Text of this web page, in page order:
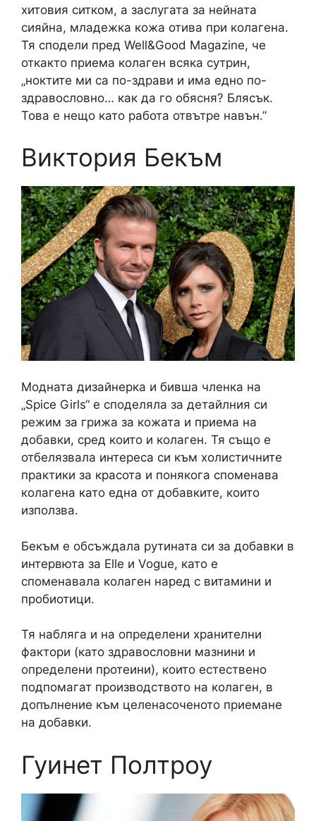
хитовия ситком, а заслугата за нейната
сияйна, младежка кожа отива при колагена.
Тя сподели пред Well&Good Magazine, че
откакто приема колаген всяка сутрин,
„ноктите ми са по-здрави и има едно по-
здравословно… как да го обясня? Блясък.
Това е нещо като работа отвътре навън.”
Виктория Бекъм
Модната дизайнерка и бивша членка на
„Spice Girls“ е споделяла за детайлния си
режим за грижа за кожата и приема на
добавки, сред които и колаген. Тя също е
отбелязвала интереса си към холистичните
практики за красота и понякога споменава
колагена като една от добавките, които
използва.
Бекъм е обсъждала рутината си за добавки в
интервюта за Elle и Vogue, като е
споменавала колаген наред с витамини и
пробиотици.
Тя набляга и на определени хранителни
фактори (като здравословни мазнини и
определени протеини), които естествено
подпомагат производството на колаген, в
допълнение към целенасоченото приемане
на добавки.
Гуинет Полтроу